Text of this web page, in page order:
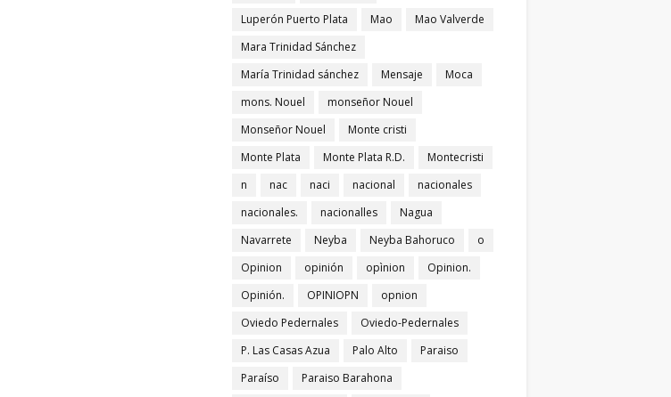
Luperón Puerto Plata
Mao
Mao Valverde
Mara Trinidad Sánchez
María Trinidad sánchez
Mensaje
Moca
mons. Nouel
monseñor Nouel
Monseñor Nouel
Monte cristi
Monte Plata
Monte Plata R.D.
Montecristi
n
nac naci nacional
nacionales
nacionales.
nacionalles
Nagua
Navarrete
Neyba Neyba Bahoruco
o
Opinion
opinión opìnion
Opinion.
Opinión.
OPINIOPN
opnion
Oviedo Pedernales
Oviedo-Pedernales
P. Las Casas Azua
Palo Alto
Paraiso
Paraíso
Paraiso Barahona